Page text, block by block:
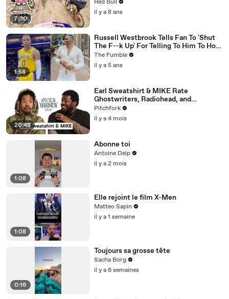
7:30
Red Bull
il y a 8 ans
1:58
Russell Westbrook Tells Fan To 'Shut
The F--k Up' For Telling To Him To How
To Play Better
The Fumble
il y a 5 ans
20:48
Earl Sweatshirt & MIKE Rate
Ghostwriters, Radiohead, and
Longevity
Pitchfork
il y a 4 mois
1:08
Abonne toi
Antoine Delp
il y a 2 mois
1:08
Elle rejoint le film X-Men
Matteo Sapin
il y a 1 semaine
0:16
Toujours sa grosse tête
Sacha Borg
il y a 6 semaines